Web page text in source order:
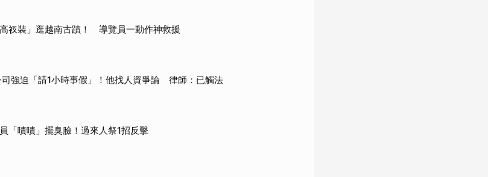
衩裝」逛越南古蹟！ 導覽員一動作神救援
強迫「請1小時事假」！他找人資爭論 律師：已觸法
「嘖嘖」擺臭臉！過來人祭1招反擊